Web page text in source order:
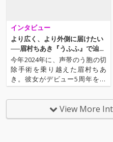
インタビュー
より広く、より外側に届けたい
──眉村ちあき『うふふ』で辿り
着いた新たな“境地”
今年2024年に、声帯のう胞の切
除手術を乗り越えた眉村ちあ
き。彼女がデビュー5周年を飾
る7枚目のアルバム『うふふ』
で展開したのは、より多くの人
へ届くよう視野を広げたポップ
スだった。話を訊くと、手術や
View More